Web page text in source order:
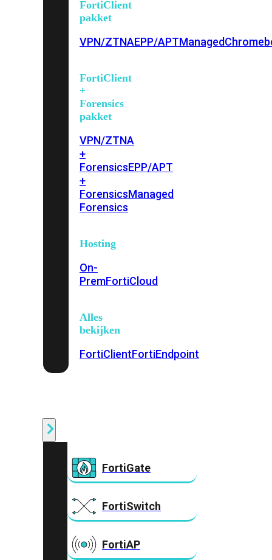
FortiClient
pakket
VPN/ZTNAEPP/APTManaged
FortiClient
+
Forensics
pakket
VPN/ZTNA
+
ForensicsEPP/APT
+
ForensicsManaged
Forensics
Hosting
On-
PremFortiCloud
Alles
bekijken
FortiClientFortiEndpoint
FortiGate
FortiSwitch
FortiAP